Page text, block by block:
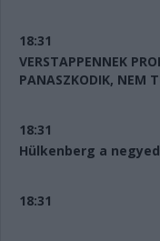
18:31
VERSTAPPENNEK
PANASZKODIK, NEM
18:31
Hülkenberg a
18:31